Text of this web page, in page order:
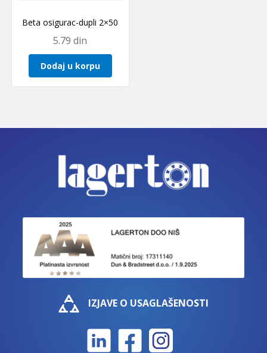
Beta osigurac-dupli 2×50
5.79din
Dodaj u korpu
IZJAVE O USAGLAŠENOSTI